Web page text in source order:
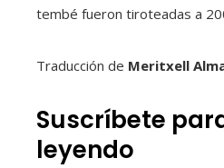
tembé fueron tiroteadas a
Traducción de Meritxell
Suscríbete
leyendo